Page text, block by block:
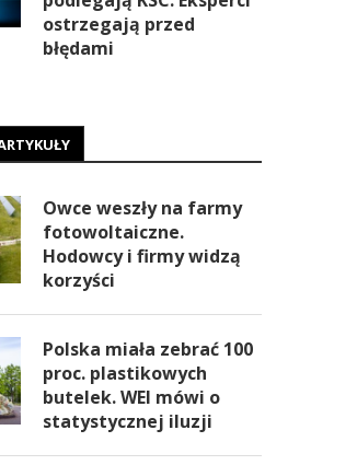
ostrzegają przed
błędami
Owce weszły na farmy
fotowoltaiczne.
Hodowcy i firmy widzą
korzyści
Polska miała zebrać 100
proc. plastikowych
butelek. WEI mówi o
statystycznej iluzji